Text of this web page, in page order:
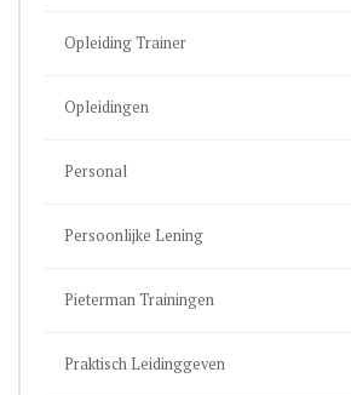
Opleiding Trainer
Opleidingen
Personal
Persoonlijke Lening
Pieterman Trainingen
Praktisch Leidinggeven